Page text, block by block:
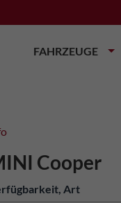
FAHRZEUGE
Cooper
Art